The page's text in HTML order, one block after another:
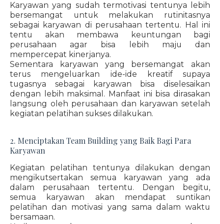
Karyawan yang sudah termotivasi tentunya lebih
bersemangat untuk melakukan rutinitasnya
sebagai karyawan di perusahaan tertentu. Hal ini
tentu akan membawa keuntungan bagi
perusahaan agar bisa lebih maju dan
mempercepat kinerjanya.
Sementara karyawan yang bersemangat akan
terus mengeluarkan ide-ide kreatif supaya
tugasnya sebagai karyawan bisa diselesaikan
dengan lebih maksimal. Manfaat ini bisa dirasakan
langsung oleh perusahaan dan karyawan setelah
kegiatan pelatihan sukses dilakukan.
2. Menciptakan Team Building yang Baik Bagi Para
Karyawan
Kegiatan pelatihan tentunya dilakukan dengan
mengikutsertakan semua karyawan yang ada
dalam perusahaan tertentu. Dengan begitu,
semua karyawan akan mendapat suntikan
pelatihan dan motivasi yang sama dalam waktu
bersamaan.